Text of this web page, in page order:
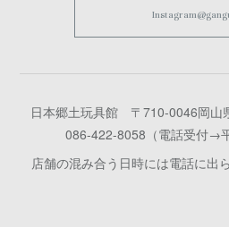
日本郷土玩具館 〒710-0046岡山
086-422-8058（電話受付→
店舗の混み合う日時には電話に出